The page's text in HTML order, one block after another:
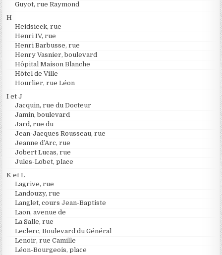
Guyot, rue Raymond
H
Heidsieck, rue
Henri IV, rue
Henri Barbusse, rue
Henry Vasnier, boulevard
Hôpital Maison Blanche
Hôtel de Ville
Hourlier, rue Léon
I et J
Jacquin, rue du Docteur
Jamin, boulevard
Jard, rue du
Jean-Jacques Rousseau, rue
Jeanne d’Arc, rue
Jobert Lucas, rue
Jules-Lobet, place
K et L
Lagrive, rue
Landouzy, rue
Langlet, cours Jean-Baptiste
Laon, avenue de
La Salle, rue
Leclerc, Boulevard du Général
Lenoir, rue Camille
Léon-Bourgeois, place